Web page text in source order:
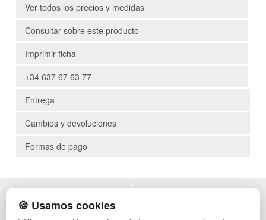
Ver todos los precios y medidas
Consultar sobre este producto
Imprimir ficha
+34 637 67 63 77
Entrega
Cambios y devoluciones
Formas de pago
POLÍTICA DE PRIVACIDAD
CONDICIONES DE USO
🍪 Usamos cookies